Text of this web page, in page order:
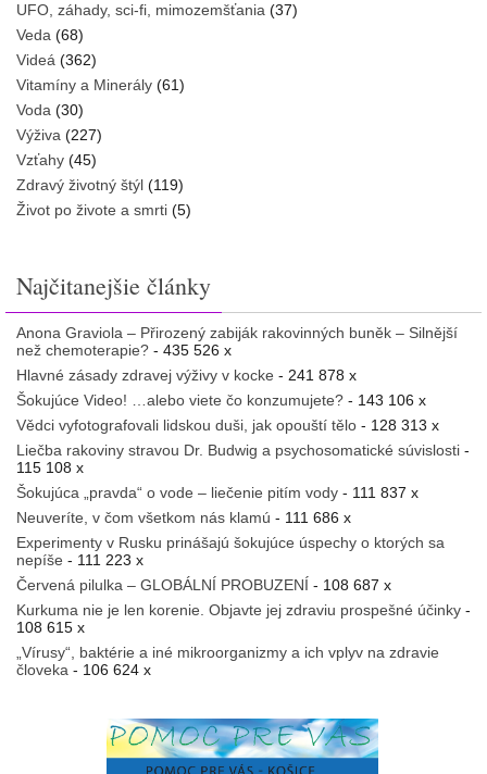
UFO, záhady, sci-fi, mimozemšťania (37)
Veda (68)
Videá (362)
Vitamíny a Minerály (61)
Voda (30)
Výživa (227)
Vzťahy (45)
Zdravý životný štýl (119)
Život po živote a smrti (5)
Najčitanejšie články
Anona Graviola – Přirozený zabiják rakovinných buněk – Silnější
než chemoterapie? - 435 526 x
Hlavné zásady zdravej výživy v kocke - 241 878 x
Šokujúce Video! …alebo viete čo konzumujete? - 143 106 x
Vědci vyfotografovali lidskou duši, jak opouští tělo - 128 313 x
Liečba rakoviny stravou Dr. Budwig a psychosomatické súvislosti -
115 108 x
Šokujúca „pravda“ o vode – liečenie pitím vody - 111 837 x
Neuveríte, v čom všetkom nás klamú - 111 686 x
Experimenty v Rusku prinášajú šokujúce úspechy o ktorých sa
nepíše - 111 223 x
Červená pilulka – GLOBÁLNÍ PROBUZENÍ - 108 687 x
Kurkuma nie je len korenie. Objavte jej zdraviu prospešné účinky -
108 615 x
„Vírusy“, baktérie a iné mikroorganizmy a ich vplyv na zdravie
človeka - 106 624 x